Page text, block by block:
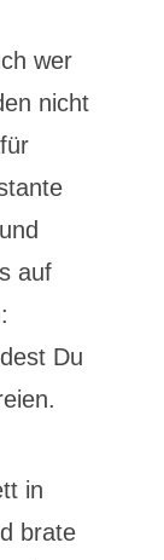
wer
nicht
auf
Du
in
brate